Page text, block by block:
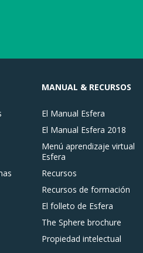
MANUAL & RECURSOS
El Manual Esfera
El Manual Esfera 2018
Menú aprendizaje virtual
Esfera
Recursos
Recursos de formación
El folleto de Esfera
The Sphere brochure
Propiedad intelectual